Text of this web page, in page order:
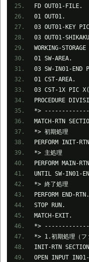
FD OUT01-FILE.
01 OUT01.
03 OUT01-KEY
03 OUT01-
WORKING-
01 SW-AREA.
03 SW-IN01-END
01 CST-AREA.
03 CST-1X PIC
PROCEDURE
*>
MATCH-RTN
*> 初期処理
PERFORM INIT-
*> 主処理
PERFORM MAIN-RTN
UNTIL SW-IN01-
*> 終了処理
PERFORM END-RTN.
STOP RUN.
MATCH-EXIT.
*>
*> 1.初期処理（フ
INIT-RTN
OPEN INPUT